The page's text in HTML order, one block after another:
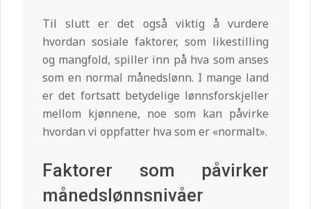
Til slutt er det også viktig å vurdere
hvordan sosiale faktorer, som likestilling
og mangfold, spiller inn på hva som anses
som en normal månedslønn. I mange land
er det fortsatt betydelige lønnsforskjeller
mellom kjønnene, noe som kan påvirke
hvordan vi oppfatter hva som er «normalt».
Faktorer som påvirker
månedslønnsnivåer